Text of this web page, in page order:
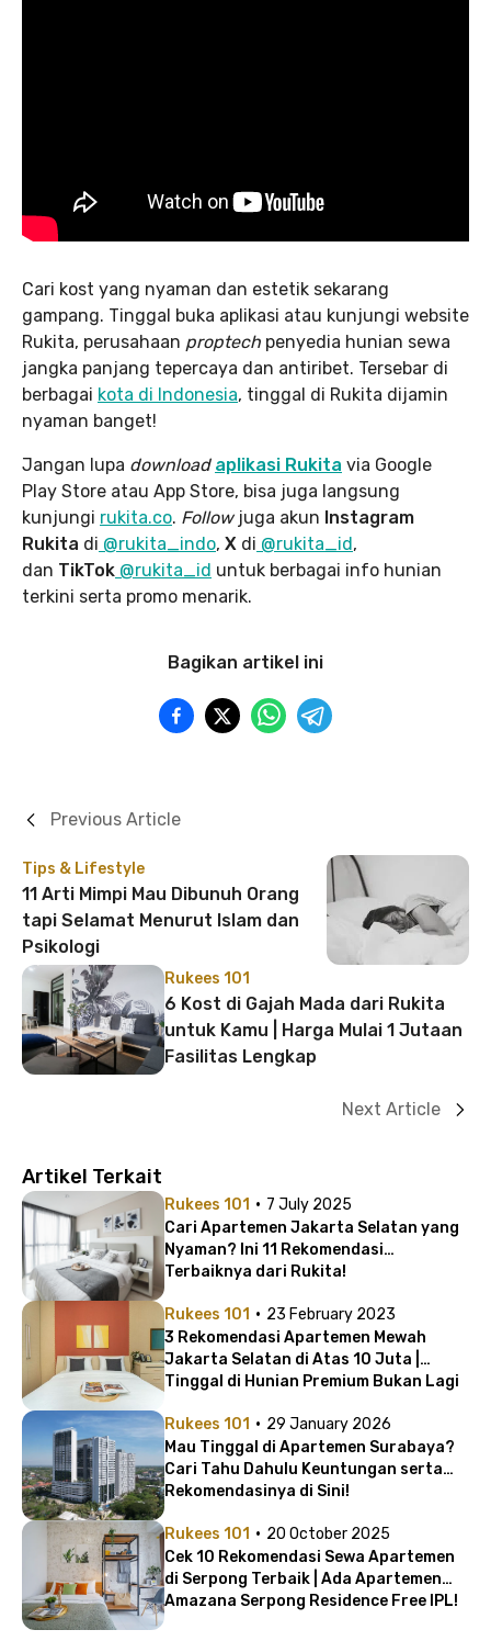
Cari kost yang nyaman dan estetik sekarang
gampang. Tinggal buka aplikasi atau kunjungi website
Rukita, perusahaan proptech penyedia hunian sewa
jangka panjang tepercaya dan antiribet. Tersebar di
berbagai kota di Indonesia, tinggal di Rukita dijamin
nyaman banget!
Jangan lupa download aplikasi Rukita via Google
Play Store atau App Store, bisa juga langsung
kunjungi rukita.co. Followjuga akun Instagram
Rukita di @rukita_indo, X di @rukita_id,
dan TikTok @rukita_id untuk berbagai info hunian
terkini serta promo menarik.
Bagikan artikel ini
Tips & Lifestyle
11 Arti Mimpi Mau Dibunuh Orang
tapi Selamat Menurut Islam dan
Psikologi
Previous Article
Rukees 101
6 Kost di Gajah Mada dari Rukita
untuk Kamu | Harga Mulai 1 Jutaan
Fasilitas Lengkap
Next Article
Artikel Terkait
Rukees 101 · 7 July 2025
Cari Apartemen Jakarta Selatan yang
Nyaman? Ini 11 Rekomendasi
Terbaiknya dari Rukita!
Rukees 101 · 23 February 2023
3 Rekomendasi Apartemen Mewah
Jakarta Selatan di Atas 10 Juta |
Tinggal di Hunian Premium Bukan Lagi
Rukees 101 · 29 January 2026
Mau Tinggal di Apartemen Surabaya?
Cari Tahu Dahulu Keuntungan serta
Rekomendasinya di Sini!
Rukees 101 · 20 October 2025
Cek 10 Rekomendasi Sewa Apartemen
di Serpong Terbaik | Ada Apartemen
Amazana Serpong Residence Free IPL!